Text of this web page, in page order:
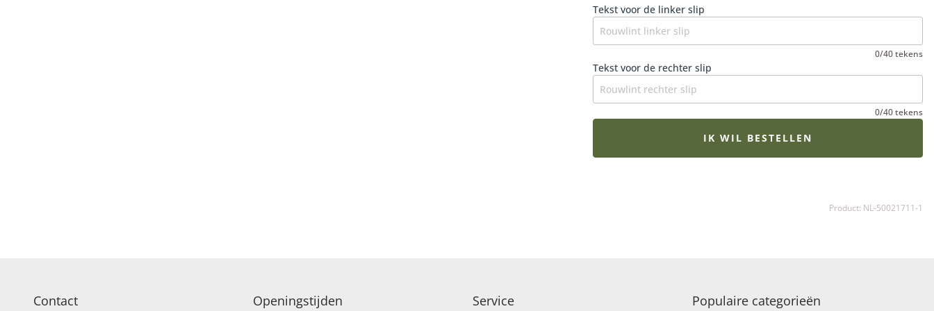
bloemen op hun mooist zijn. Een extra fijne gedachte in een
verdrietige periode.
Tekst voor de linker slip
0/40 tekens
Tekst voor de rechter slip
0/40 tekens
IK WIL BESTELLEN
Product: NL-50021711-1
Contact Openingstijden Service Populaire categorieën